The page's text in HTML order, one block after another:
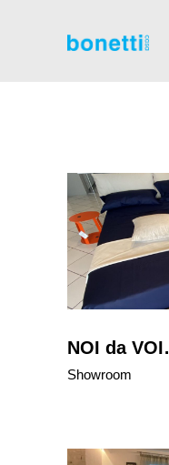
NOI da
Showroom